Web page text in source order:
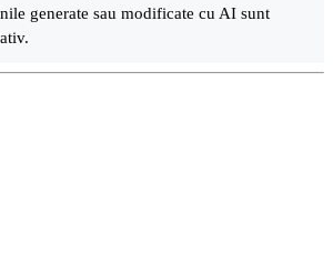
generate sau modificate cu AI sunt